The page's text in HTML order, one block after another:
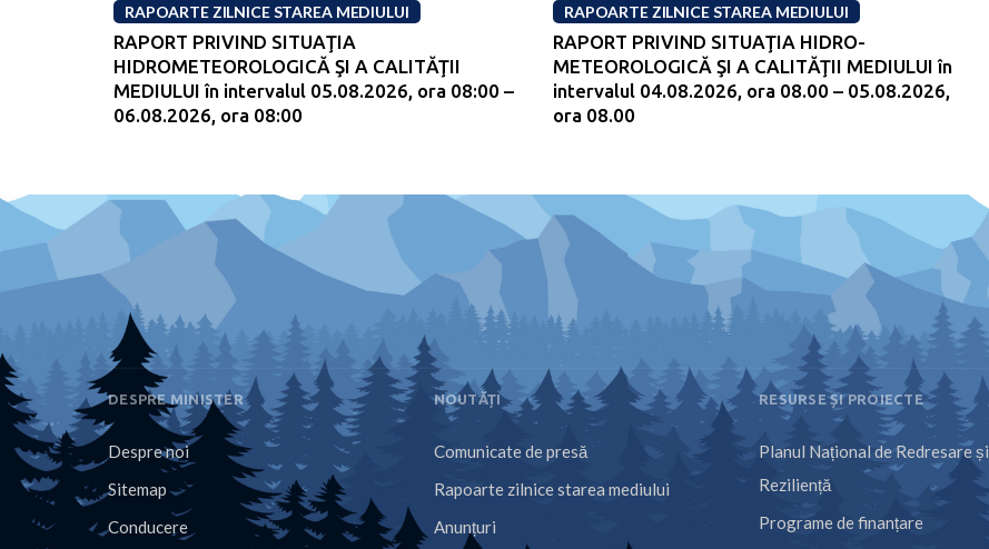
RAPOARTE ZILNICE STAREA MEDIULUI
RAPORT PRIVIND SITUAŢIA
HIDROMETEOROLOGICĂ ŞI A CALITĂŢII
MEDIULUI în intervalul 05.08.2026, ora 08:00 –
06.08.2026, ora 08:00
RAPOARTE ZILNICE STAREA MEDIULUI
RAPORT PRIVIND SITUAŢIA HIDRO-
METEOROLOGICĂ ŞI A CALITĂŢII MEDIULUI în
intervalul 04.08.2026, ora 08.00 – 05.08.2026,
ora 08.00
DESPRE MINISTER
Despre noi
Sitemap
Conducere
NOUTĂȚI
Comunicate de presă
Rapoarte zilnice starea mediului
Anunțuri
RESURSE ȘI PROIECTE
Planul Național de Redresare și
Reziliență
Programe de finanțare